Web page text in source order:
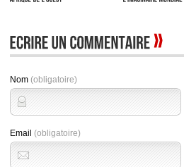
Nom (obligatoire)
Email (obligatoire)